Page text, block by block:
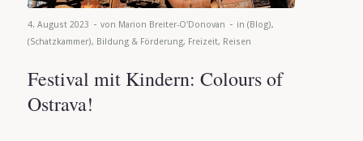
4. August 2023 - von Marion Breiter-O'Donovan - in (Blog),
(Schatzkammer), Bildung & Förderung, Freizeit, Reisen
Festival mit Kindern: Colours of
Ostrava!